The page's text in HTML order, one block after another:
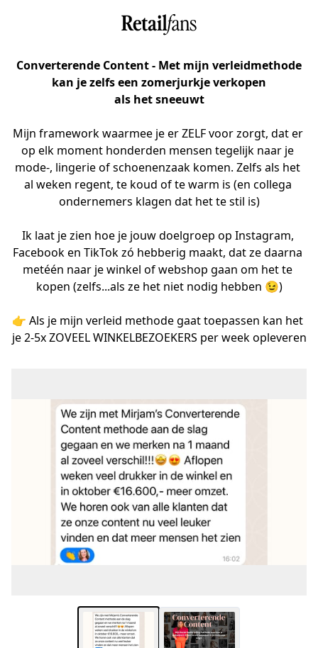
Converterende Content - Met mijn verleidmethode
kan je zelfs een zomerjurkje verkopen
als het sneeuwt
Mijn framework waarmee je er ZELF voor zorgt, dat er
op elk moment honderden mensen tegelijk naar je
mode-, lingerie of schoenenzaak komen. Zelfs als het
al weken regent, te koud of te warm is (en collega
ondernemers klagen dat het te stil is)
Ik laat je zien hoe je jouw doelgroep op Instagram,
Facebook en TikTok zó hebberig maakt, dat ze daarna
metéén naar je winkel of webshop gaan om het te
kopen (zelfs...als ze het niet nodig hebben 😉)
👉 Als je mijn verleid methode gaat toepassen kan het
je 2-5x ZOVEEL WINKELBEZOEKERS per week opleveren